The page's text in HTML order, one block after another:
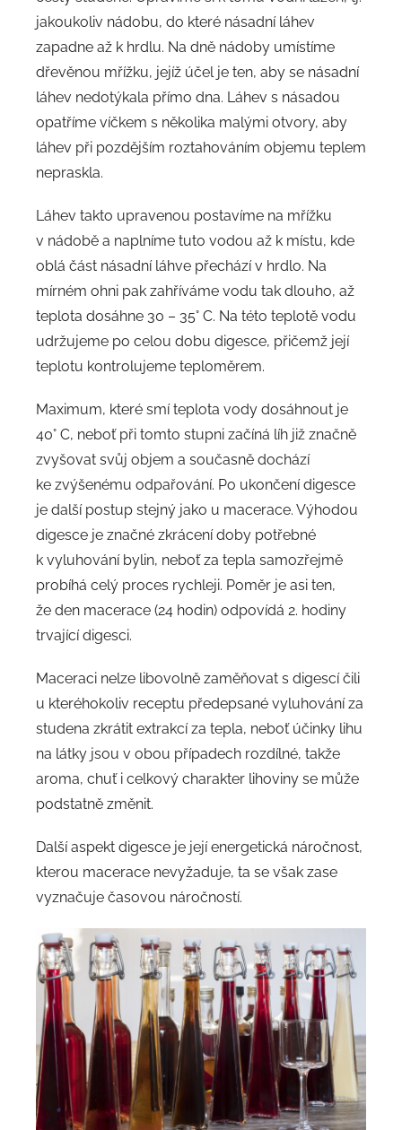
jakoukoliv nádobu, do které násadní láhev
zapadne až k hrdlu. Na dně nádoby umístíme
dřevěnou mřížku, jejíž účel je ten, aby se násadní
láhev nedotýkala přímo dna. Láhev s násadou
opatříme víčkem s několika malými otvory, aby
láhev při pozdějším roztahováním objemu teplem
nepraskla.
Láhev takto upravenou postavíme na mřížku
v nádobě a naplníme tuto vodou až k místu, kde
oblá část násadní láhve přechází v hrdlo. Na
mírném ohni pak zahříváme vodu tak dlouho, až
teplota dosáhne 30 – 35° C. Na této teplotě vodu
udržujeme po celou dobu digesce, přičemž její
teplotu kontrolujeme teploměrem.
Maximum, které smí teplota vody dosáhnout je
40° C, neboť při tomto stupni začíná líh již značně
zvyšovat svůj objem a současně dochází
ke zvýšenému odpařování. Po ukončení digesce
je další postup stejný jako u macerace. Výhodou
digesce je značné zkrácení doby potřebné
k vyluhování bylin, neboť za tepla samozřejmě
probíhá celý proces rychleji. Poměr je asi ten,
že den macerace (24 hodin) odpovídá 2. hodiny
trvající digesci.
Maceraci nelze libovolně zaměňovat s digescí čili
u kteréhokoliv receptu předepsané vyluhování za
studena zkrátit extrakcí za tepla, neboť účinky lihu
na látky jsou v obou případech rozdílné, takže
aroma, chuť i celkový charakter lihoviny se může
podstatně změnit.
Další aspekt digesce je její energetická náročnost,
kterou macerace nevyžaduje, ta se však zase
vyznačuje časovou náročností.